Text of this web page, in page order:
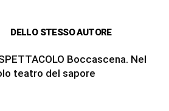
DELLO STESSO AUTORE
Boccascena. Nel
teatro del sapore